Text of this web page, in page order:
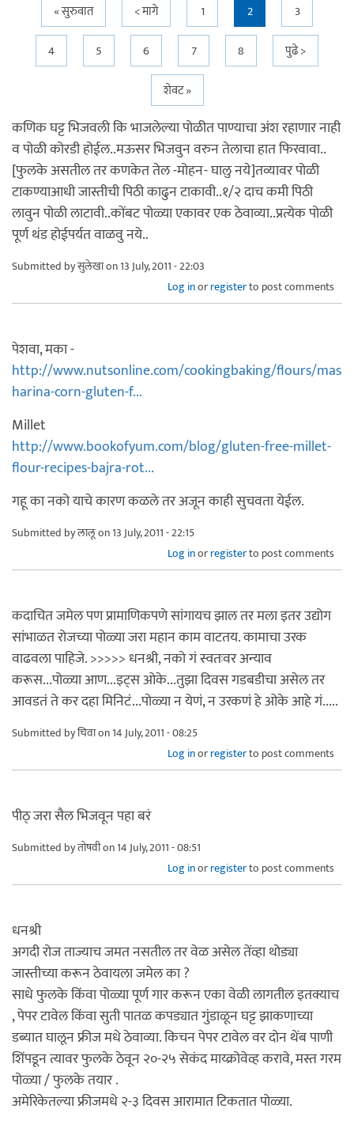
Pages« सुरुवात < मागे 1 2
3
4
5 6 7 8
पुढे >
शेवट »
कणिक घट्ट भिजवली कि भाजलेल्या पोळीत पाण्याचा अंश रहाणार नाही
व पोळी कोरडी होईल..मऊसर भिजवुन वरुन तेलाचा हात फिरवावा..
[फुलके असतील तर कणकेत तेल -मोहन- घालु नये]तव्यावर पोळी
टाकण्याआधी जास्तीची पिठी काढुन टाकावी..१/२ दाच कमी पिठी
लावुन पोळी लाटावी..कोंबट पोळ्या एकावर एक ठेवाव्या..प्रत्येक पोळी
पूर्ण थंड होईपर्यत वाळवु नये..
Submitted byसुलेखाon 13 July, 2011 - 22:03
Log inorregisterto post comments
पेशवा, मका -
http://www.nutsonline.com/cookingbaking/flours/masa-
harina-corn-gluten-f...
Millet
http://www.bookofyum.com/blog/gluten-free-millet-
flour-recipes-bajra-rot...
गहू का नको याचे कारण कळले तर अजून काही सुचवता येईल.
Submitted byलालूon 13 July, 2011 - 22:15
Log inorregisterto post comments
कदाचित जमेल पण प्रामाणिकपणे सांगायच झाल तर मला इतर उद्योग
सांभाळत रोजच्या पोळ्या जरा महान काम वाटतय. कामाचा उरक
वाढवला पाहिजे. >>>>> धनश्री, नको गं स्वतःवर अन्याव
करूस...पोळ्या आण...इट्स ओके...तुझा दिवस गडबडीचा असेल तर
आवडतं ते कर दहा मिनिटं...पोळ्या न येणं, न उरकणं हे ओके आहे गं.....
Submitted byचिवाon 14 July, 2011 - 08:25
Log inorregisterto post comments
पीठ् जरा सैल भिजवून पहा बरं
Submitted byतोषवीon 14 July, 2011 - 08:51
Log inorregisterto post comments
धनश्री
अगदी रोज ताज्याच जमत नसतील तर वेळ असेल तेंव्हा थोड्या
जास्तीच्या करून ठेवायला जमेल का ?
साधे फुलके किंवा पोळ्या पूर्ण गार करून एका वेळी लागतील इतक्याच
, पेपर टावेल किंवा सुती पातळ कपड्यात गुंडाळून घट्ट झाकणाच्या
डब्यात घालून फ्रीज मधे ठेवाव्या. किचन पेपर टावेल वर दोन थेंब पाणी
शिंपडून त्यावर फुलके ठेवून २०-२५ सेकंद माय्क्रोवेव्ह करावे, मस्त गरम
पोळ्या / फुलके तयार .
अमेरिकेतल्या फ्रीजमधे २-३ दिवस आरामात टिकतात पोळ्या.